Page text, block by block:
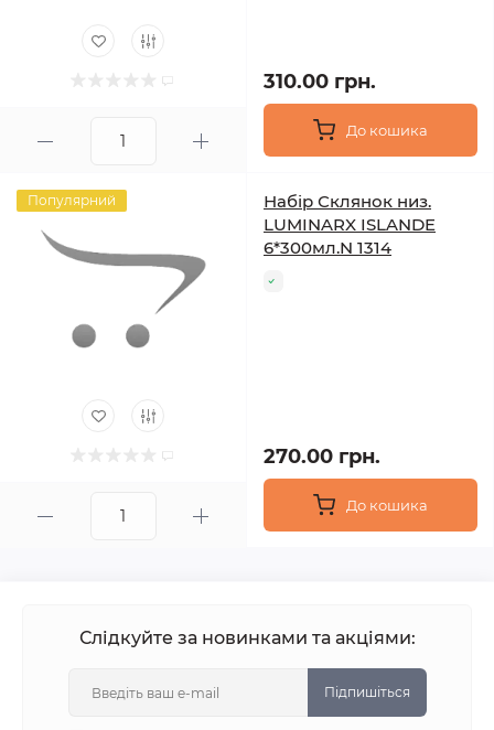
310.00 грн.
До кошика
Популярний
Набір Склянок низ.
LUMINARX ISLANDE
6*300мл.N 1314
270.00 грн.
До кошика
Слідкуйте за новинками та акціями:
Підпишіться